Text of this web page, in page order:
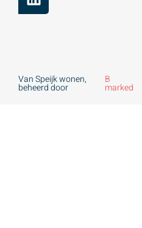
Van Speijk wonen,
beheerd door
B
marked